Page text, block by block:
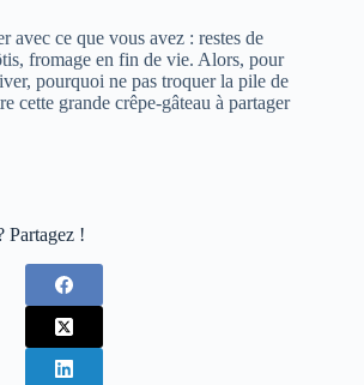
avec ce que vous avez : restes de
fromage en fin de vie. Alors, pour
pourquoi ne pas troquer la pile de
cette grande crêpe-gâteau à partager
Partagez !